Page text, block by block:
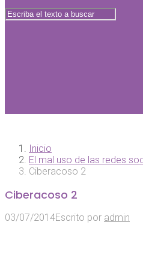
Inicio
El mal uso de las redes
Ciberacoso 2
Ciberacoso 2
03/07/2014Escrito por admin